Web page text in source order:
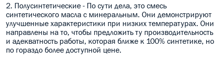
2. Полусинтетические - По сути дела, это смесь
синтетического масла с минеральным. Они демонстрируют
улучшенные характеристики при низких температурах. Они
направлены на то, чтобы предложить ту производительность
и адекватность работы, которая ближе к 100% синтетике, но
по гораздо более доступной цене.